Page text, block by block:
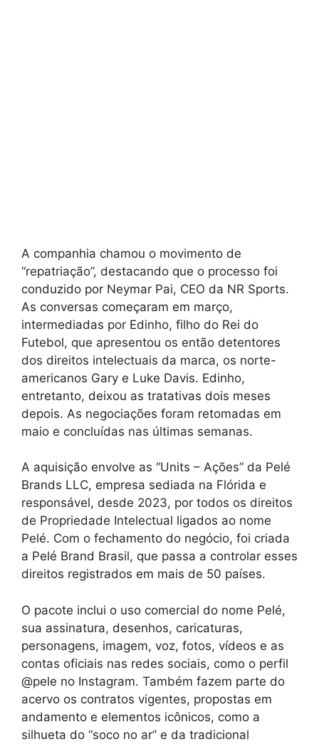
A companhia chamou o movimento de
“repatriação”, destacando que o processo foi
conduzido por Neymar Pai, CEO da NR Sports.
As conversas começaram em março,
intermediadas por Edinho, filho do Rei do
Futebol, que apresentou os então detentores
dos direitos intelectuais da marca, os norte-
americanos Gary e Luke Davis. Edinho,
entretanto, deixou as tratativas dois meses
depois. As negociações foram retomadas em
maio e concluídas nas últimas semanas.
A aquisição envolve as “Units – Ações” da Pelé
Brands LLC, empresa sediada na Flórida e
responsável, desde 2023, por todos os direitos
de Propriedade Intelectual ligados ao nome
Pelé. Com o fechamento do negócio, foi criada
a Pelé Brand Brasil, que passa a controlar esses
direitos registrados em mais de 50 países.
O pacote inclui o uso comercial do nome Pelé,
sua assinatura, desenhos, caricaturas,
personagens, imagem, voz, fotos, vídeos e as
contas oficiais nas redes sociais, como o perfil
@pele no Instagram. Também fazem parte do
acervo os contratos vigentes, propostas em
andamento e elementos icônicos, como a
silhueta do “soco no ar” e da tradicional